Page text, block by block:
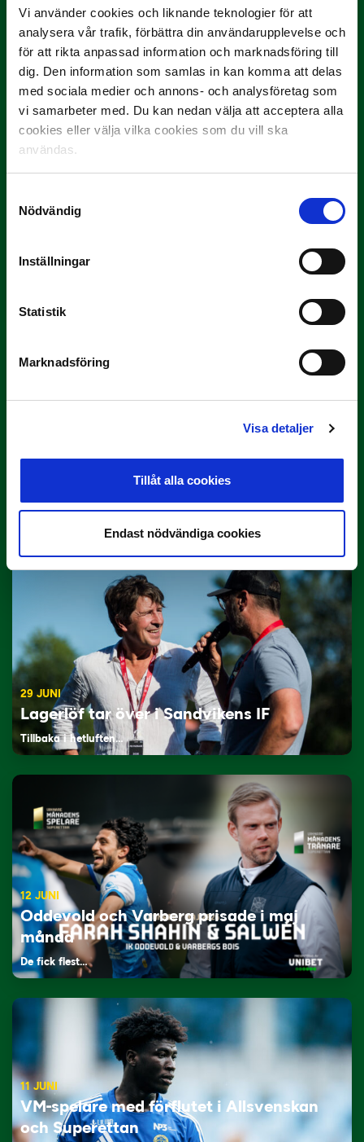
Vi använder cookies och liknande teknologier för att
analysera vår trafik, förbättra din användarupplevelse och
för att rikta anpassad information och marknadsföring till
dig. Den information som samlas in kan komma att delas
med sociala medier och annons- och analysföretag som
vi samarbeter med. Du kan nedan välja att acceptera alla
cookies eller välja vilka cookies som du vill ska
användas.
Nödvändig
Inställningar
Statistik
Marknadsföring
Visa detaljer
Tillåt alla cookies
Endast nödvändiga cookies
Han gjorde Månadens Mål i juni: ”En
projektil”
Slog till i…
Rösta på Månadens Spelare i juni
Rösta på Månadens Tränare i juni
Här är de…
29 JUNI
Lagerlöf tar över i Sandvikens IF
Tillbaka i hetluften…
12 JUNI
Oddevold och Varberg prisade i maj
månad
De fick flest…
11 JUNI
VM-spelare med förflutet i Allsvenskan
och Superettan